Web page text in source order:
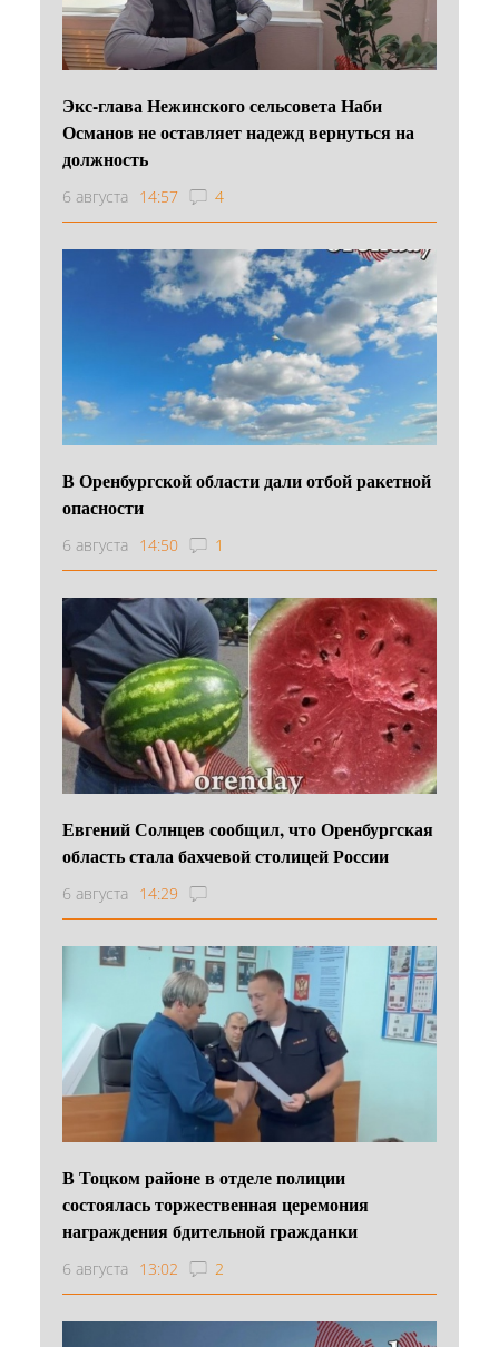
Экс-глава Нежинского сельсовета Наби
Османов не оставляет надежд вернуться на
должность
6 августа 14:57 4
В Оренбургской области дали отбой ракетной
опасности
6 августа 14:50 1
Евгений Солнцев сообщил, что Оренбургская
область стала бахчевой столицей России
6 августа 14:29
В Тоцком районе в отделе полиции
состоялась торжественная церемония
награждения бдительной гражданки
6 августа 13:02 2